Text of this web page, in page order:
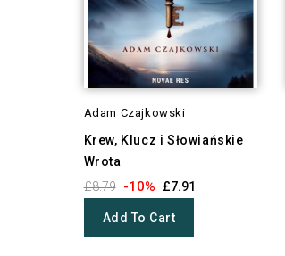
Adam Czajkowski
Krew, Klucz i Słowiańskie
Wrota
£8.79 -10% £7.91
Add To Cart